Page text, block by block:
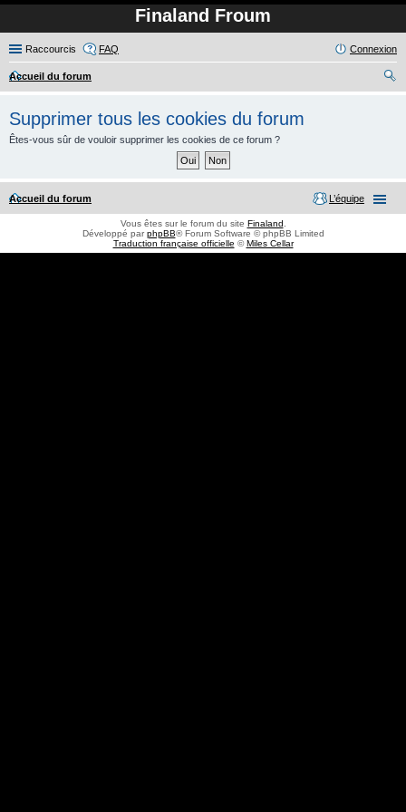
Finaland Froum
Raccourcis FAQ Connexion
Accueil du forum
Supprimer tous les cookies du forum
Êtes-vous sûr de vouloir supprimer les cookies de ce forum ?
Accueil du forum L’équipe
Vous êtes sur le forum du site Finaland
Développé parphpBB® Forum Software © phpBB Limited
Traduction française officielle ©Miles Cellar